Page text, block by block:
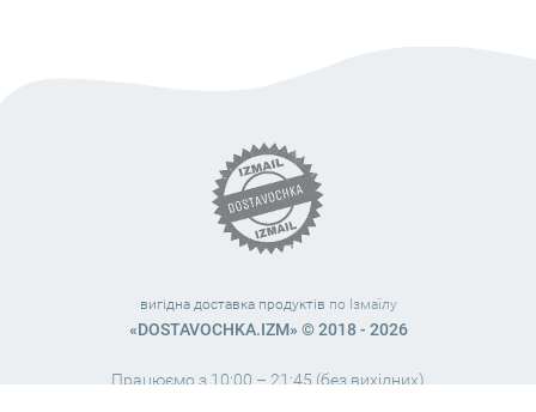
вигідна доставка продуктів по Ізмаїлу
«DOSTAVOCHKA.IZM» © 2018 - 2026
Працюємо з 10:00 – 21:45 (без вихідних)